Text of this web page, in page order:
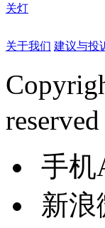
关灯
关于我们 建议与投
reserved
手机
新浪